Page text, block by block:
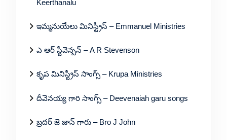
Keerthanalu
ఇమ్మనుయేలు మినిస్ట్రీస్ – Emmanuel Ministries
ఎ ఆర్ స్టీవెన్సన్ – A R Stevenson
కృప మినిస్ట్రీస్ సాంగ్స్ – Krupa Ministries
దీవెనయ్య గారి సాంగ్స్ – Deevenaiah garu songs
బ్రదర్ జె జాన్ గారు – Bro J John